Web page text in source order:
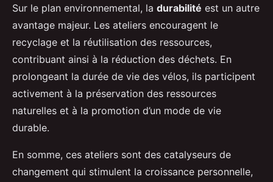
Sur le plan environnemental, la durabilité est un autre
avantage majeur. Les ateliers encouragent le
recyclage et la réutilisation des ressources,
contribuant ainsi à la réduction des déchets. En
prolongeant la durée de vie des vélos, ils participent
activement à la préservation des ressources
naturelles et à la promotion d’un mode de vie
durable.
En somme, ces ateliers sont des catalyseurs de
changement qui stimulent la croissance personnelle,